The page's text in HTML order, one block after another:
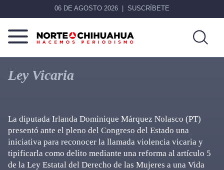
06 DE AGOSTO 2026 SUSCRÍBETE
Norte
De
Chihuahua
Más
que
noticias,
Ley Vicaria
La diputada Irlanda Dominique Márquez Nolasco (PT)
presentó ante el pleno del Congreso del Estado una
iniciativa para reconocer la llamada violencia vicaria y
tipificarla como delito mediante una reforma al artículo 5
de la Ley Estatal del Derecho de las Mujeres a una Vida